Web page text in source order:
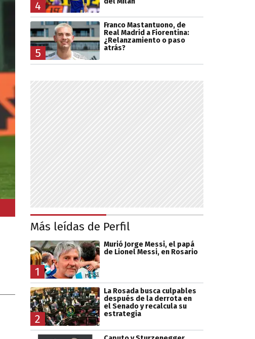
4
5
Franco Mastantuono, de
Real Madrid a Fiorentina:
¿Relanzamiento o paso
atrás?
Más leídas de Perfil
1
Murió Jorge Messi, el papá
de Lionel Messi, en Rosario
2
La Rosada busca culpables
después de la derrota en
el Senado y recalcula su
estrategia